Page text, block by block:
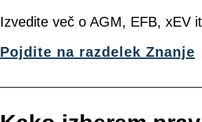
Izvedite več o AGM, EFB, xEV
Pojdite na razdelek Znanje